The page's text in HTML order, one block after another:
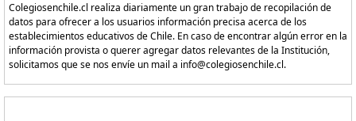
Colegiosenchile.cl realiza diariamente un gran trabajo de recopilación de
datos para ofrecer a los usuarios información precisa acerca de los
establecimientos educativos de Chile. En caso de encontrar algún error en la
información provista o querer agregar datos relevantes de la Institución,
solicitamos que se nos envíe un mail a info@colegiosenchile.cl.